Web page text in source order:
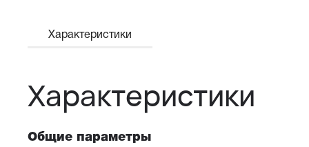
Характеристики
Характеристики
Общие параметры